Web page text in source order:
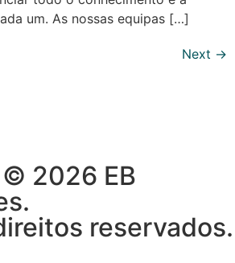
um. As nossas equipas […]
Next →
2026 EB
reservados.